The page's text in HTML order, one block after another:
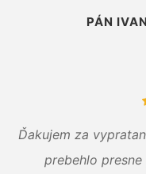
PÁN
Ďakujem za
prebehlo